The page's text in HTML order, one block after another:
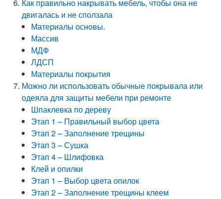
Как правильно накрывать мебель, чтобы она не
двигалась и не сползала
Материалы основы.
Массив
МДФ
ЛДСП
Материалы покрытия
Можно ли использовать обычные покрывала или
одеяла для защиты мебели при ремонте
Шпаклевка по дереву
Этап 1 – Правильный выбор цвета
Этап 2 – Заполнение трещины
Этап 3 – Сушка
Этап 4 – Шлифовка
Клей и опилки
Этап 1 – Выбор цвета опилок
Этап 2 – Заполнение трещины клеем